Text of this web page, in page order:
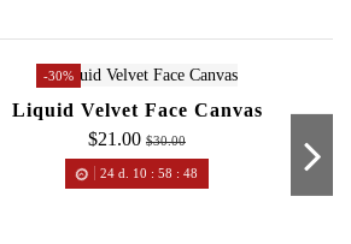
-30%
Liquid Velvet Face Canvas
$21.00 $30.00
24 d. 10 :58 :48